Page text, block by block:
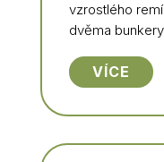
vzrostlého
dvěma bunkery.
VÍCE